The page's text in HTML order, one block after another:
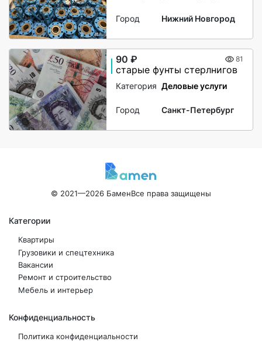
Город Нижний Новгород
90 ₽ 81
старые фунты стерлнигов
Категория Деловые услуги
Город Санкт-Петербург
© 2021—2026 БаменВсе права защищены
Категории
Квартиры
Грузовики и спецтехника
Вакансии
Ремонт и строительство
Мебель и интерьер
Конфиденциальность
Политика конфиденциальности